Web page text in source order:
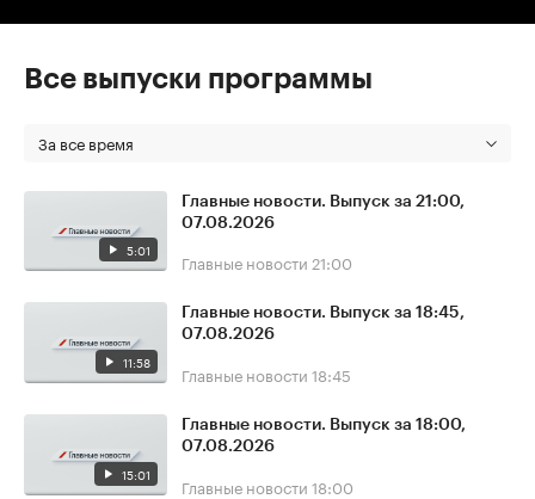
Все выпуски программы
За все время
5:01
Главные новости. Выпуск за 21:00,
07.08.2026
Главные новости 21:00
11:58
Главные новости. Выпуск за 18:45,
07.08.2026
Главные новости 18:45
15:01
Главные новости. Выпуск за 18:00,
07.08.2026
Главные новости 18:00